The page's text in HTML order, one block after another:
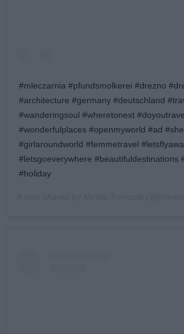
#mleczarnia #pfundsmolkerei #drezno
#architecture #germany #deutschland
#wanderingsoul #wheretonext
#wonderfulplaces #openmyworld #ad
#girlaroundworld #femmetravel
#letsgoeverywhere #beautifuldestinations
#holiday